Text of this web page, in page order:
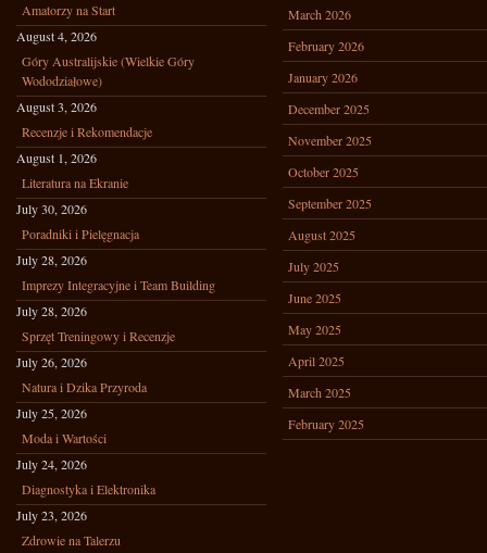
Amatorzy na Start
August 4, 2026
Góry Australijskie (Wielkie Góry
Wododziałowe)
August 3, 2026
Recenzje i Rekomendacje
August 1, 2026
Literatura na Ekranie
July 30, 2026
Poradniki i Pielęgnacja
July 28, 2026
Imprezy Integracyjne i Team Building
July 28, 2026
Sprzęt Treningowy i Recenzje
July 26, 2026
Natura i Dzika Przyroda
July 25, 2026
Moda i Wartości
July 24, 2026
Diagnostyka i Elektronika
July 23, 2026
Zdrowie na Talerzu
March 2026
February 2026
January 2026
December 2025
November 2025
October 2025
September 2025
August 2025
July 2025
June 2025
May 2025
April 2025
March 2025
February 2025